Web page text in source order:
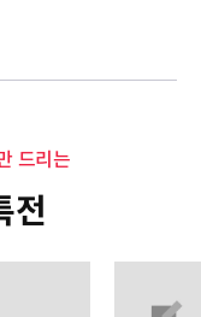
드리는
전